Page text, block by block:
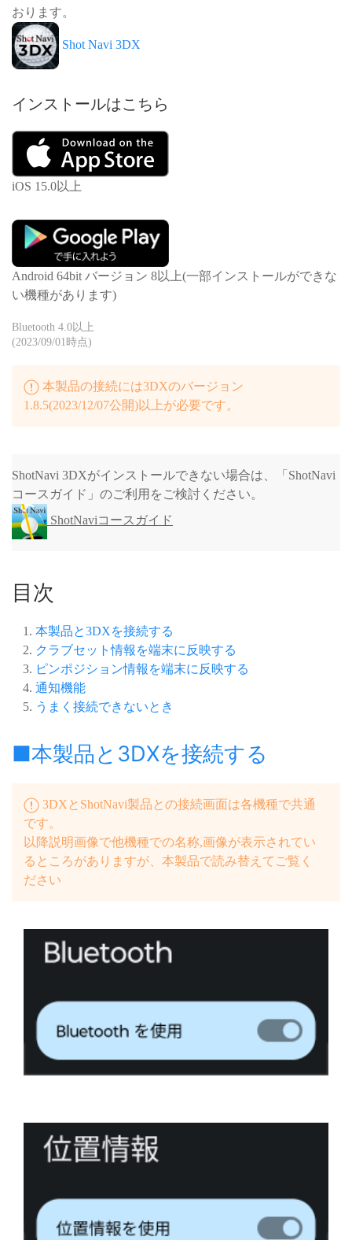
おります。
Shot Navi 3DX
インストールはこちら
iOS 15.0以上
Android 64bit バージョン 8以上(一部インストールができな
い機種があります)
Bluetooth 4.0以上
(2023/09/01時点)
本製品の接続には3DXのバージョン
1.8.5(2023/12/07公開)以上が必要です。
ShotNavi 3DXがインストールできない場合は、「ShotNavi
コースガイド」のご利用をご検討ください。
ShotNaviコースガイド
目次
本製品と3DXを接続する
クラブセット情報を端末に反映する
ピンポジション情報を端末に反映する
通知機能
うまく接続できないとき
■本製品と3DXを接続する
3DXとShotNavi製品との接続画面は各機種で共通
です。
以降説明画像で他機種での名称,画像が表示されてい
るところがありますが、本製品で読み替えてご覧く
ださい